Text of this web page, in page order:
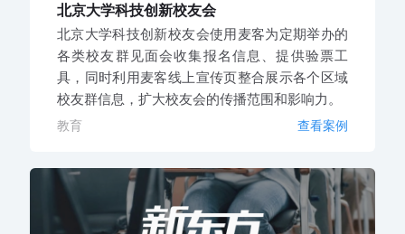
北京大学科技创新校友会
北京大学科技创新校友会使用麦客为定期举办的
各类校友群见面会收集报名信息、提供验票工
具，同时利用麦客线上宣传页整合展示各个区域
校友群信息，扩大校友会的传播范围和影响力。
教育 查看案例